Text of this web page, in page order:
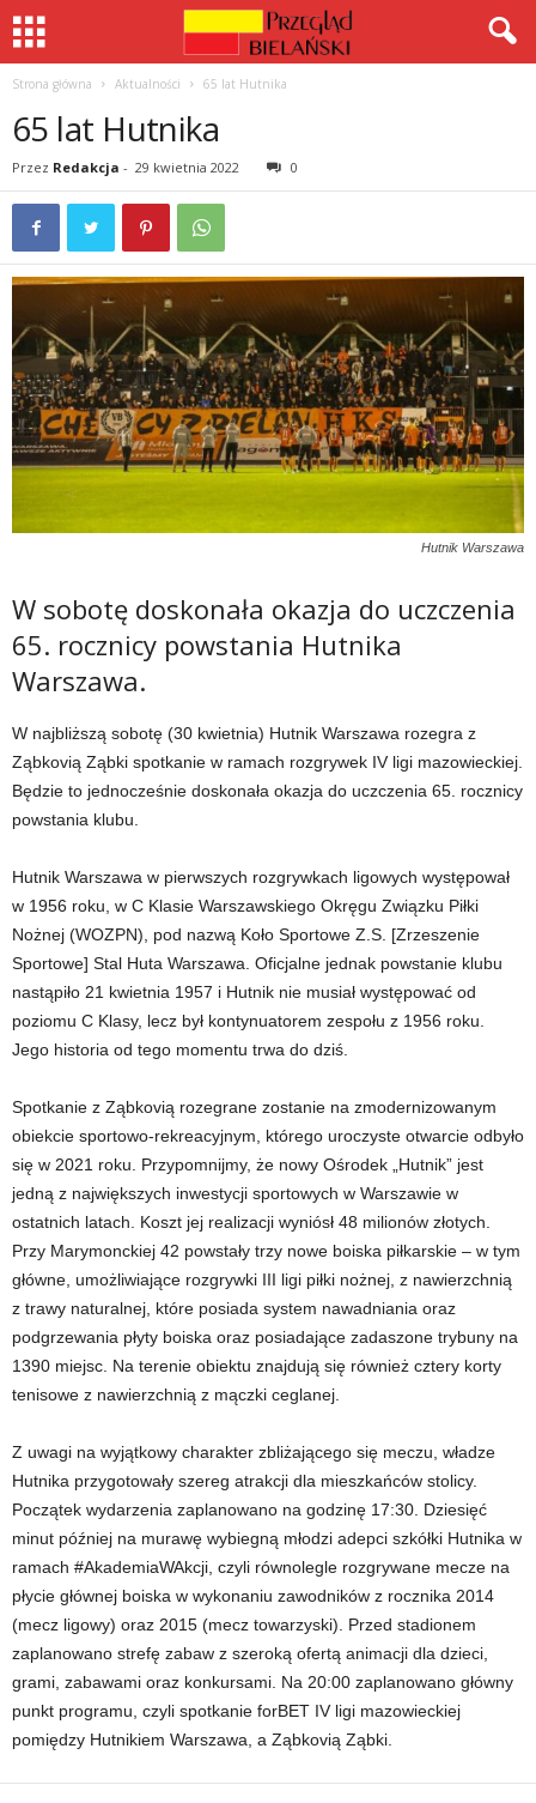
Strona główna Aktualności 65 lat Hutnika
65 lat Hutnika
Przez Redakcja - 29 kwietnia 2022 0
Hutnik Warszawa
W sobotę doskonała okazja do uczczenia
65. rocznicy powstania Hutnika
Warszawa.
W najbliższą sobotę (30 kwietnia) Hutnik Warszawa rozegra z
Ząbkovią Ząbki spotkanie w ramach rozgrywek IV ligi mazowieckiej.
Będzie to jednocześnie doskonała okazja do uczczenia 65. rocznicy
powstania klubu.
Hutnik Warszawa w pierwszych rozgrywkach ligowych występował
w 1956 roku, w C Klasie Warszawskiego Okręgu Związku Piłki
Nożnej (WOZPN), pod nazwą Koło Sportowe Z.S. [Zrzeszenie
Sportowe] Stal Huta Warszawa. Oficjalne jednak powstanie klubu
nastąpiło 21 kwietnia 1957 i Hutnik nie musiał występować od
poziomu C Klasy, lecz był kontynuatorem zespołu z 1956 roku.
Jego historia od tego momentu trwa do dziś.
Spotkanie z Ząbkovią rozegrane zostanie na zmodernizowanym
obiekcie sportowo-rekreacyjnym, którego uroczyste otwarcie odbyło
się w 2021 roku. Przypomnijmy, że nowy Ośrodek „Hutnik” jest
jedną z największych inwestycji sportowych w Warszawie w
ostatnich latach. Koszt jej realizacji wyniósł 48 milionów złotych.
Przy Marymonckiej 42 powstały trzy nowe boiska piłkarskie – w tym
główne, umożliwiające rozgrywki III ligi piłki nożnej, z nawierzchnią
z trawy naturalnej, które posiada system nawadniania oraz
podgrzewania płyty boiska oraz posiadające zadaszone trybuny na
1390 miejsc. Na terenie obiektu znajdują się również cztery korty
tenisowe z nawierzchnią z mączki ceglanej.
Z uwagi na wyjątkowy charakter zbliżającego się meczu, władze
Hutnika przygotowały szereg atrakcji dla mieszkańców stolicy.
Początek wydarzenia zaplanowano na godzinę 17:30. Dziesięć
minut później na murawę wybiegną młodzi adepci szkółki Hutnika w
ramach #AkademiaWAkcji, czyli równolegle rozgrywane mecze na
płycie głównej boiska w wykonaniu zawodników z rocznika 2014
(mecz ligowy) oraz 2015 (mecz towarzyski). Przed stadionem
zaplanowano strefę zabaw z szeroką ofertą animacji dla dzieci,
grami, zabawami oraz konkursami. Na 20:00 zaplanowano główny
punkt programu, czyli spotkanie forBET IV ligi mazowieckiej
pomiędzy Hutnikiem Warszawa, a Ząbkovią Ząbki.